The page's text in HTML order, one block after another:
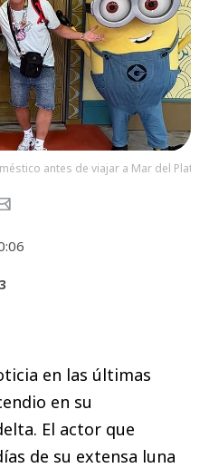
antes de viajar a Mar del Plata
en las últimas
en su
El actor que
de su extensa luna